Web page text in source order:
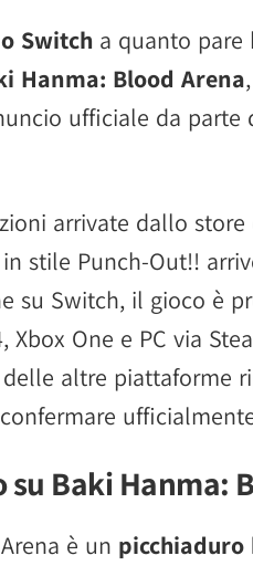
Switch a quanto pare
Hanma: Blood Arena
ufficiale da parte
arrivate dallo
stile Punch-Out!!
su Switch, il gioco è
Xbox One e PC via
altre piattaforme
su Baki Hanma:
è un